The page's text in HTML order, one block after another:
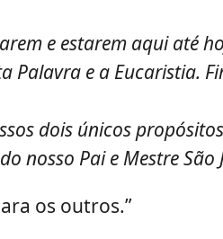
e estarem aqui até
Palavra e a Eucaristia.
dois únicos
nosso Pai e Mestre São
os outros.”